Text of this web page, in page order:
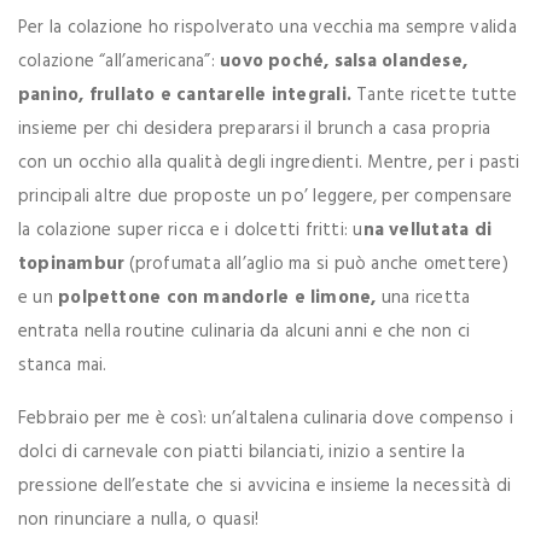
Per la colazione ho rispolverato una vecchia ma sempre valida
colazione “all’americana”: uovo poché, salsa olandese,
panino, frullato e cantarelle integrali. Tante ricette tutte
insieme per chi desidera prepararsi il brunch a casa propria
con un occhio alla qualità degli ingredienti. Mentre, per i pasti
principali altre due proposte un po’ leggere, per compensare
la colazione super ricca e i dolcetti fritti: una vellutata di
topinambur(profumata all’aglio ma si può anche omettere)
e un polpettone con mandorle e limone, una ricetta
entrata nella routine culinaria da alcuni anni e che non ci
stanca mai.
Febbraio per me è così: un’altalena culinaria dove compenso i
dolci di carnevale con piatti bilanciati, inizio a sentire la
pressione dell’estate che si avvicina e insieme la necessità di
non rinunciare a nulla, o quasi!